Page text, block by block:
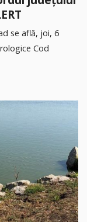
se află, joi, 6
Cod